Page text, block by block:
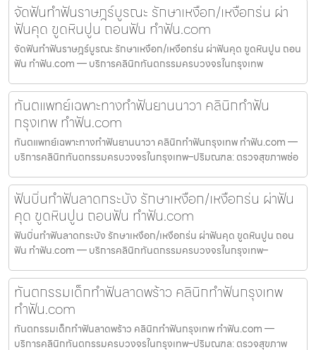
จัดฟันทำฟันราษฎร์บูรณะ รักษาเหงือก/เหงือกร่น ผ่า
ฟันคุด ขูดหินปูน ถอนฟัน ทำฟัน.com
จัดฟันทำฟันราษฎร์บูรณะ รักษาเหงือก/เหงือกร่น ผ่าฟันคุด ขูดหินปูน ถอน
ฟัน ทำฟัน.com — บริการคลินิกทันตกรรมครบวงจรในกรุงเทพ
ทันตแพทย์เฉพาะทางทำฟันยานนาวา คลินิกทำฟัน
กรุงเทพ ทำฟัน.com
ทันตแพทย์เฉพาะทางทำฟันยานนาวา คลินิกทำฟันกรุงเทพ ทำฟัน.com —
บริการคลินิกทันตกรรมครบวงจรในกรุงเทพ–ปริมณฑล: ตรวจสุขภาพช่อ
ฟันบิ่นทำฟันลาดกระบัง รักษาเหงือก/เหงือกร่น ผ่าฟัน
คุด ขูดหินปูน ถอนฟัน ทำฟัน.com
ฟันบิ่นทำฟันลาดกระบัง รักษาเหงือก/เหงือกร่น ผ่าฟันคุด ขูดหินปูน ถอน
ฟัน ทำฟัน.com — บริการคลินิกทันตกรรมครบวงจรในกรุงเทพ–
ทันตกรรมเด็กทำฟันลาดพร้าว คลินิกทำฟันกรุงเทพ
ทำฟัน.com
ทันตกรรมเด็กทำฟันลาดพร้าว คลินิกทำฟันกรุงเทพ ทำฟัน.com —
บริการคลินิกทันตกรรมครบวงจรในกรุงเทพ–ปริมณฑล: ตรวจสุขภาพ